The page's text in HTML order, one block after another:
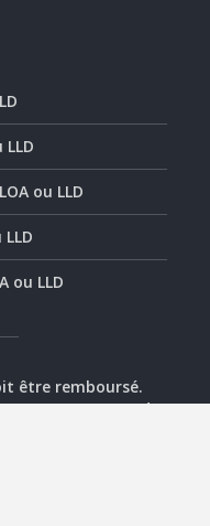
ou LLD
ou LLD
être remboursé.
avant de